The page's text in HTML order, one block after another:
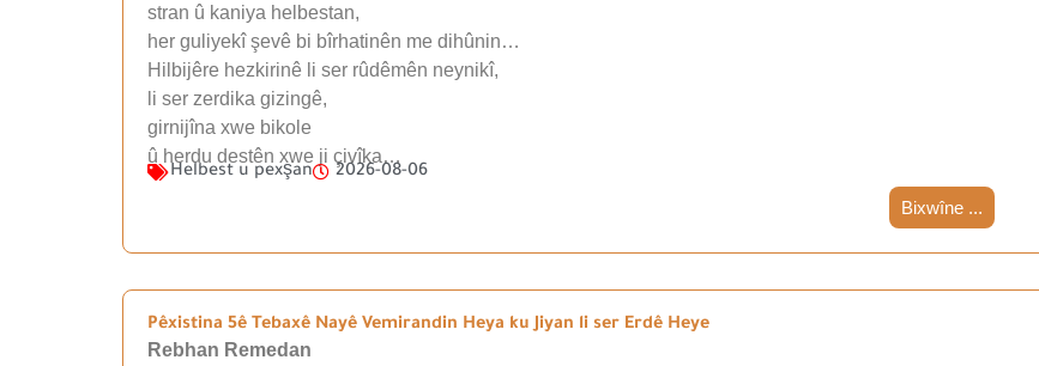
stran û kaniya helbestan,
her guliyekî şevê bi bîrhatinên me dihûnin…
Hilbijêre hezkirinê li ser rûdêmên neynikî,
li ser zerdika gizingê,
girnijîna xwe bikole
û herdu destên xwe ji çivîka…
Helbest u pexşan 2026-08-06
Bixwîne ...
Pêxistina 5ê Tebaxê Nayê Vemirandin Heya ku Jiyan li ser Erdê Heye
Rebhan Remedan